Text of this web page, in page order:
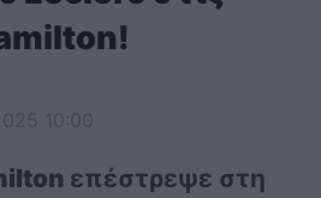
επέστρεψε στη